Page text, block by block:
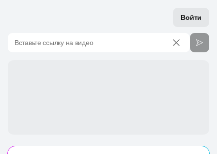
Войти
Вставьте ссылку на видео